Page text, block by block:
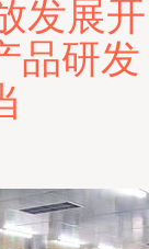
发展开
品研发